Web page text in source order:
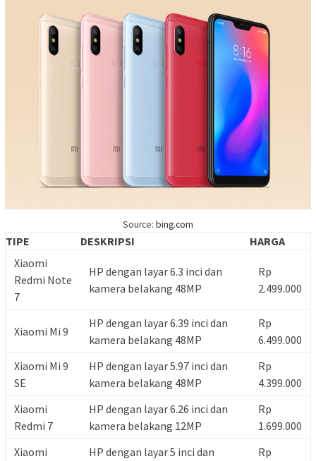
Source: bing.com
TIPE DESKRIPSI
HARGA
Xiaomi
Redmi Note
7
HP dengan layar 6.3 inci dan
kamera belakang 48MP
Rp
2.499.000
Xiaomi Mi 9
HP dengan layar 6.39 inci dan
kamera belakang 48MP
Rp
6.499.000
Xiaomi Mi 9
SE
HP dengan layar 5.97 inci dan
kamera belakang 48MP
Rp
4.399.000
Xiaomi
Redmi 7
HP dengan layar 6.26 inci dan
kamera belakang 12MP
Rp
1.699.000
Xiaomi
HP dengan layar 5 inci dan
Rp